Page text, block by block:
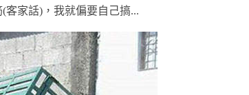
家話)，我就偏要自己搞...